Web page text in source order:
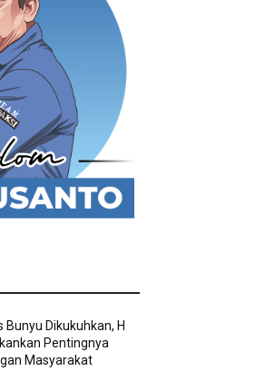
Bunyu Dikukuhkan, H
Pentingnya
Masyarakat